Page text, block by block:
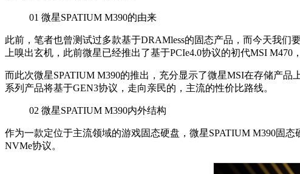
01 微星SPATIUM M390的由来
此前，笔者也曾测试过多款基于DRAMless的固态产品，而今天我们
上嗅出玄机，此前微星已经推出了基于PCIe4.0协议的初代MSI M470
而此次微星SPATIUM M390的推出，充分显示了微星MSI在存储产
系列产品将基于GEN3协议，走向亲民的，主流的性价比路线。
02 微星SPATIUM M390内外结构
作为一款定位于主流领域的游戏固态硬盘，微星SPATIUM M390固
NVMe协议。